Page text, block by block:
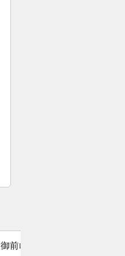
御前崎海岸